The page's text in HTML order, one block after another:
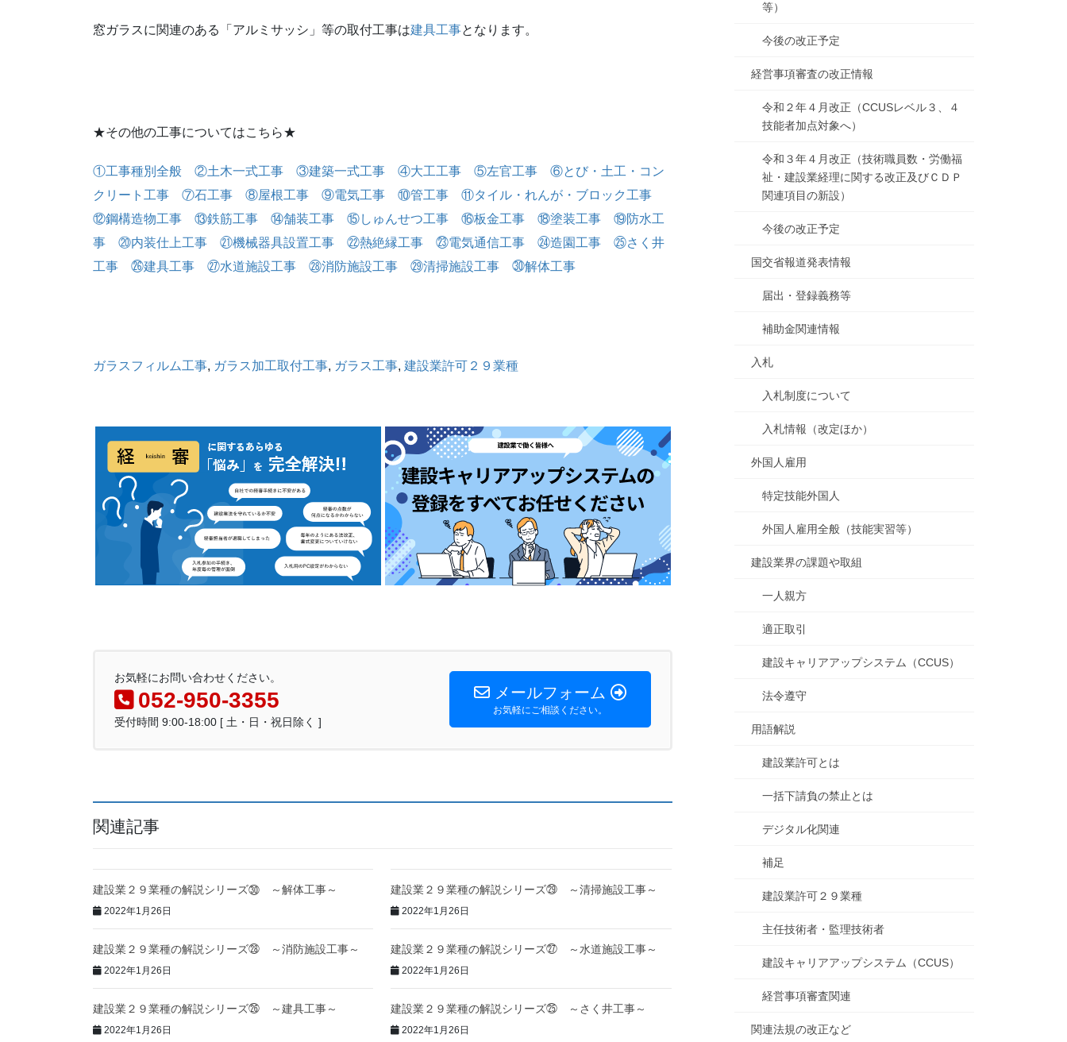
窓ガラスに関連のある「アルミサッシ」等の取付工事は建具工事となります。
★その他の工事についてはこちら★
①工事種別全般 ②土木一式工事 ③建築一式工事 ④大工工事 ⑤左官工事
⑥とび・土工・コン
クリート工事
⑦石工事 ⑧屋根工事 ⑨電気工事 ⑩管工事
⑪タイル・れんが・ブロック工事
⑫鋼構造物工事
⑬鉄筋工事 ⑭舗装工事 ⑮しゅんせつ工事 ⑯板金工事 ⑱塗装工事
⑲防水工
事
⑳内装仕上工事 ㉑機械器具設置工事 ㉒熱絶縁工事 ㉓電気通信工事 ㉔造園工事
㉕さく井
工事
㉖建具工事 ㉗水道施設工事 ㉘消防施設工事 ㉙清掃施設工事 ㉚解体工事
ガラスフィルム工事, ガラス加工取付工事, ガラス工事, 建設業許可２９業種
お気軽にお問い合わせください。
052-950-3355
受付時間 9:00-18:00 [ 土・日・祝日除く ]
メールフォーム
お気軽にご相談ください。
関連記事
建設業２９業種の解説シリーズ㉚ ～解体工事～
2022年1月26日
建設業２９業種の解説シリーズ㉙ ～清掃施設工事～
2022年1月26日
建設業２９業種の解説シリーズ㉘ ～消防施設工事～
2022年1月26日
建設業２９業種の解説シリーズ㉗ ～水道施設工事～
2022年1月26日
建設業２９業種の解説シリーズ㉖ ～建具工事～
2022年1月26日
建設業２９業種の解説シリーズ㉕ ～さく井工事～
2022年1月26日
等）
今後の改正予定
経営事項審査の改正情報
令和２年４月改正（CCUSレベル３、４
技能者加点対象へ）
令和３年４月改正（技術職員数・労働福
祉・建設業経理に関する改正及びＣＤＰ
関連項目の新設）
今後の改正予定
国交省報道発表情報
届出・登録義務等
補助金関連情報
入札
入札制度について
入札情報（改定ほか）
外国人雇用
特定技能外国人
外国人雇用全般（技能実習等）
建設業界の課題や取組
一人親方
適正取引
建設キャリアアップシステム（CCUS）
法令遵守
用語解説
建設業許可とは
一括下請負の禁止とは
デジタル化関連
補足
建設業許可２９業種
主任技術者・監理技術者
建設キャリアアップシステム（CCUS）
経営事項審査関連
関連法規の改正など